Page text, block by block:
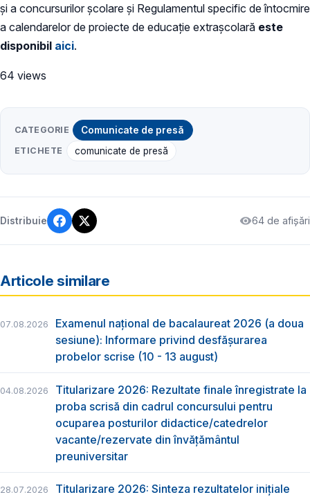
și a concursurilor școlare și Regulamentul specific de întocmire
a calendarelor de proiecte de educație extrașcolară este
disponibil aici.
64 views
CATEGORIE Comunicate de presă
ETICHETE comunicate de presă
Distribuie 64 de afișări
Articole similare
07.08.2026
Examenul național de bacalaureat 2026 (a doua
sesiune): Informare privind desfășurarea
probelor scrise (10 - 13 august)
04.08.2026
Titularizare 2026: Rezultate finale înregistrate la
proba scrisă din cadrul concursului pentru
ocuparea posturilor didactice/catedrelor
vacante/rezervate din învăţământul
preuniversitar
28.07.2026
Titularizare 2026: Sinteza rezultatelor inițiale